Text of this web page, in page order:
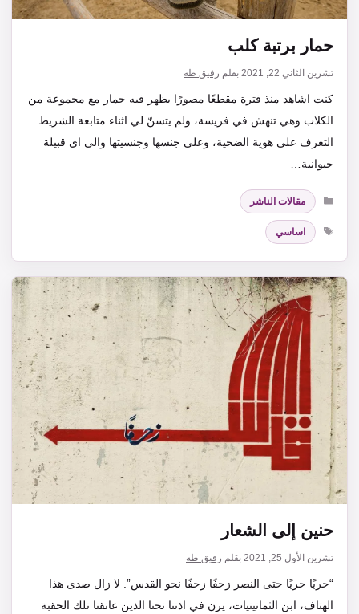
حمار برتبة كلب
تشرين الثاني 22, 2021 بقلم رفيق طه
كنت اشاهد منذ فترة مقطعًا مصورًا يظهر فيه حمار مع مجموعة من
الكلاب وهي تنهش في فريسة، ولم يتسنّ لي اثناء متابعة الشريط
التعرف على هوية الضحية، وعلى جنسها وجنسيتها والى اي قبيلة
حيوانية…
التصنيفات
مقالات الناشر
الوسوم
اساسي
حنين إلى الشعار
تشرين الأول 25, 2021 بقلم رفيق طه
“حربًا حربًا حتى النصر زحفًا زحفًا نحو القدس”. لا زال صدى هذا
الهتاف، ابن الثمانينيات، يرن في اذننا نحنا الذين عانقنا تلك الحقبة